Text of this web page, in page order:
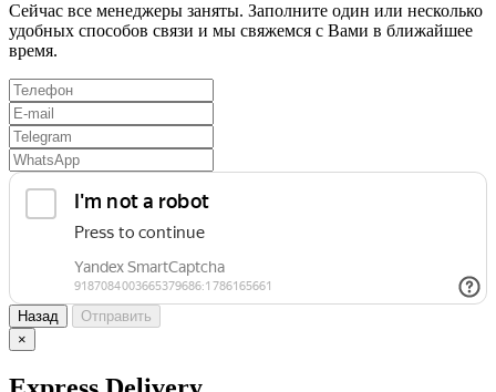
Сейчас все менеджеры заняты. Заполните один или несколько
удобных способов связи и мы свяжемся с Вами в ближайшее
время.
Назад
Отправить
×